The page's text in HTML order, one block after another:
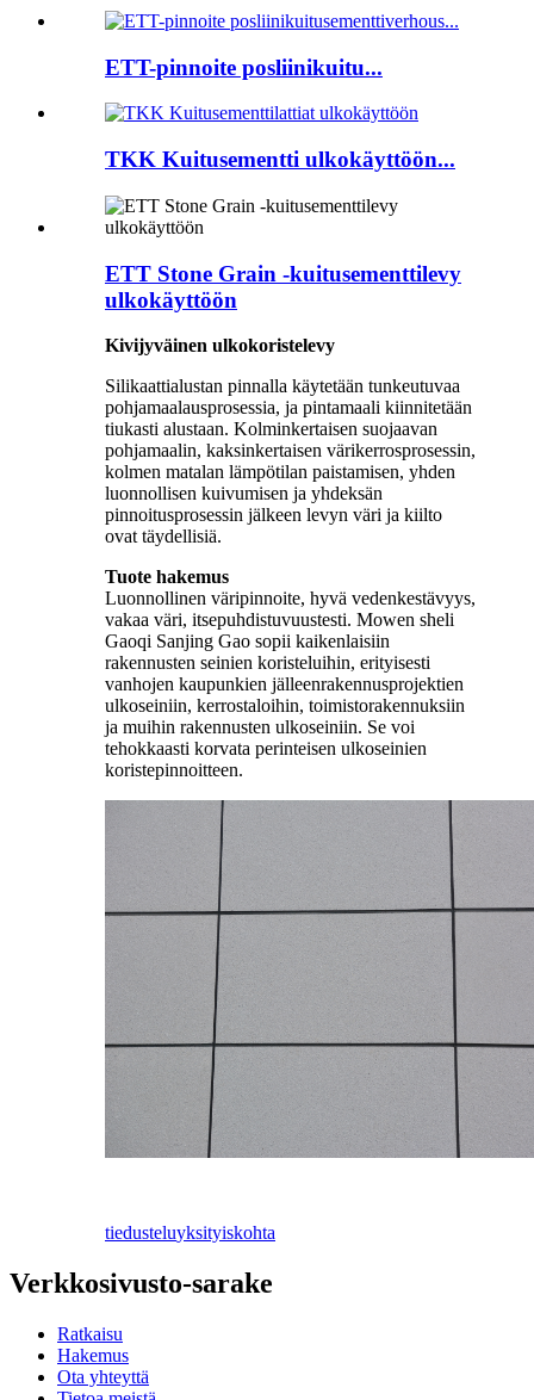
ETT-pinnoite posliinikuitu...
TKK Kuitusementti ulkokäyttöön...
ETT Stone Grain -kuitusementtilevy
ulkokäyttöön
Kivijyväinen ulkokoristelevy
Silikaattialustan pinnalla käytetään tunkeutuvaa
pohjamaalausprosessia, ja pintamaali kiinnitetään
tiukasti alustaan. Kolminkertaisen suojaavan
pohjamaalin, kaksinkertaisen värikerrosprosessin,
kolmen matalan lämpötilan paistamisen, yhden
luonnollisen kuivumisen ja yhdeksän
pinnoitusprosessin jälkeen levyn väri ja kiilto
ovat täydellisiä.
Tuote hakemus
Luonnollinen väripinnoite, hyvä vedenkestävyys,
vakaa väri, itsepuhdistuvuustesti. Mowen sheli
Gaoqi Sanjing Gao sopii kaikenlaisiin
rakennusten seinien koristeluihin, erityisesti
vanhojen kaupunkien jälleenrakennusprojektien
ulkoseiniin, kerrostaloihin, toimistorakennuksiin
ja muihin rakennusten ulkoseiniin. Se voi
tehokkaasti korvata perinteisen ulkoseinien
koristepinnoitteen.
tiedusteluyksityiskohta
Verkkosivusto-sarake
Ratkaisu
Hakemus
Ota yhteyttä